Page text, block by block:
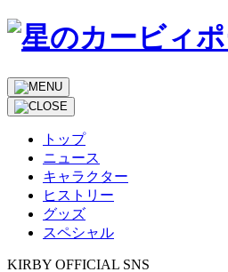
トップ
ニュース
キャラクター
ヒストリー
グッズ
スペシャル
KIRBY OFFICIAL SNS